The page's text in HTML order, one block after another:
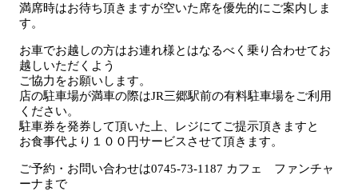
満席時はお待ち頂きますが空いた席を優先的にご案内しま
す。
お車でお越しの方はお連れ様とはなるべく乗り合わせてお
越しいただくよう
ご協力をお願いします。
店の駐車場が満車の際はJR三郷駅前の有料駐車場をご利用
ください。
駐車券を発券して頂いた上、レジにてご提示頂きますと
お食事代より１００円サービスさせて頂きます。
ご予約・お問い合わせは0745-73-1187 カフェ ファンチャ
ーナまで